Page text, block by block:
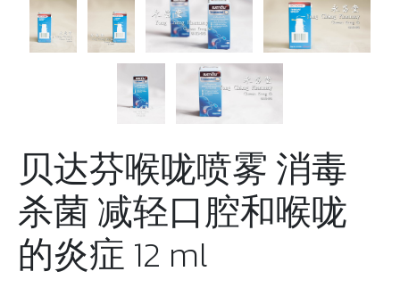
贝达芬喉咙喷雾 消毒
杀菌 减轻口腔和喉咙
的炎症 12 ml